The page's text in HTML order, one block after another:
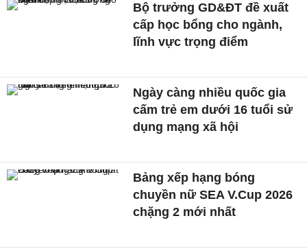
Bộ trưởng GD&ĐT đề xuất
cấp học bổng cho ngành,
lĩnh vực trọng điểm
Ngày càng nhiều quốc gia
cấm trẻ em dưới 16 tuổi sử
dụng mạng xã hội
Bảng xếp hạng bóng
chuyền nữ SEA V.Cup 2026
chặng 2 mới nhất